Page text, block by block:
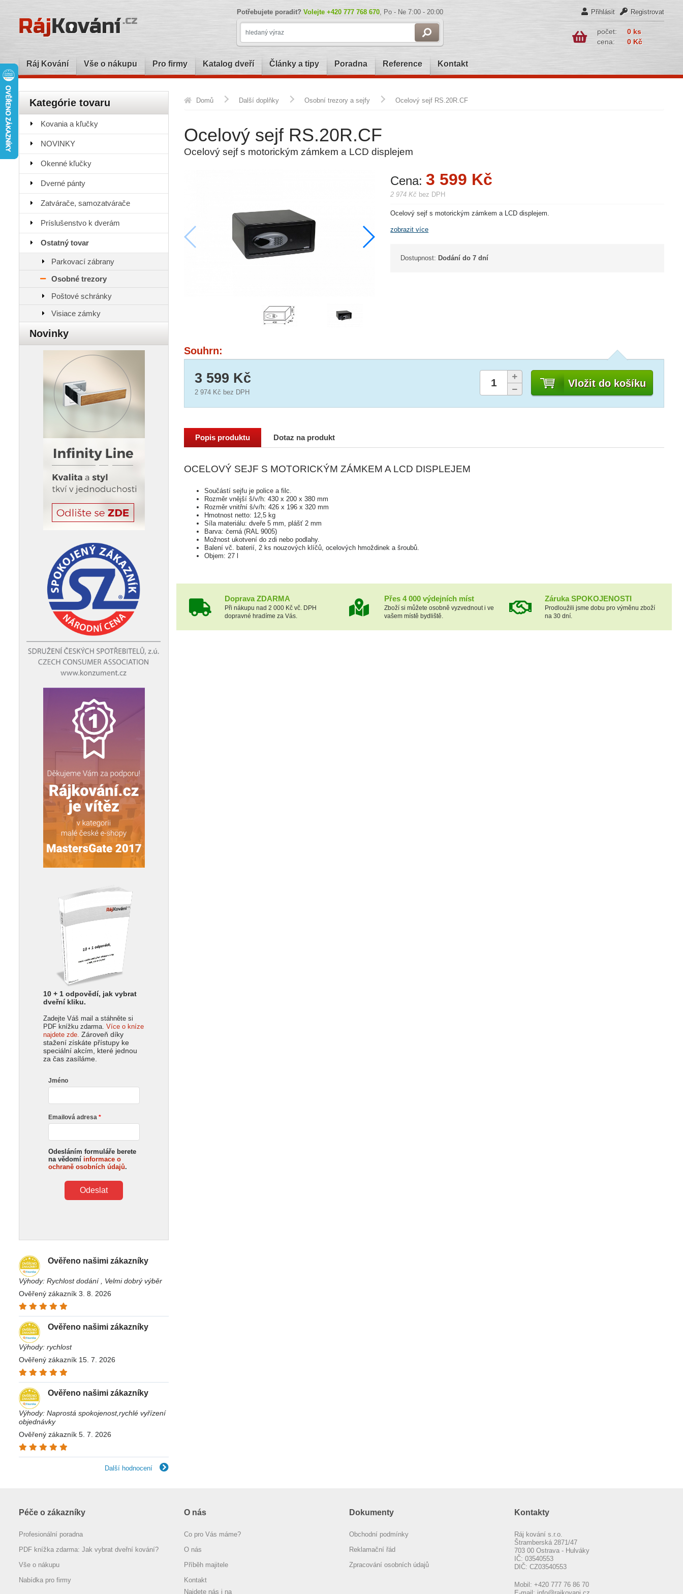
Potřebujete poradit? Volejte +420 777 768 670, Po - Ne 7:00 - 20:00 Přihlásit Registrovat
počet:
0 ks
cena:
0 Kč
Ráj Kování Vše o nákupu Pro firmy Katalog dveří Články a tipy Poradna Reference Kontakt
Kategórie tovaru
Kovania a kľučky
NOVINKY
Okenné kľučky
Dverné pánty
Zatvárače, samozatvárače
Príslušenstvo k dverám
Ostatný tovar
Parkovací zábrany
Osobné trezory
Poštové schránky
Visiace zámky
Novinky
10 + 1 odpovědí, jak vybrat
dveřní kliku.
Zadejte Váš mail a stáhněte si
PDF knížku zdarma. Více o kníze
najdete zde. Zároveň díky
stažení získáte přístupy ke
speciální akcím, které jednou
za čas zasíláme.
Jméno
Emailová adresa
Odesláním formuláře berete
na vědomí informace o
ochraně osobních údajů.
Odeslat
Ověřeno našimi zákazníky
Výhody: Rychlost dodání , Velmi dobrý výběr
Ověřený zákazník 3. 8. 2026
Ověřeno našimi zákazníky
Výhody: rychlost
Ověřený zákazník 15. 7. 2026
Ověřeno našimi zákazníky
Výhody: Naprostá spokojenost,rychlé vyřízení
objednávky
Ověřený zákazník 5. 7. 2026
Další hodnocení
Domů Další doplňky Osobní trezory a sejfy Ocelový sejf RS.20R.CF
Ocelový sejf RS.20R.CF
Ocelový sejf s motorickým zámkem a LCD displejem
Cena: 3 599 Kč
2 974 Kč bez DPH
Ocelový sejf s motorickým zámkem a LCD displejem.
zobrazit více
Dostupnost: Dodání do 7 dní
Souhrn:
Vložit do košíku
3 599 Kč
2 974 Kč bez DPH
Popis produktu Dotaz na produkt
OCELOVÝ SEJF S MOTORICKÝM ZÁMKEM A LCD DISPLEJEM
Součástí sejfu je police a filc.
Rozměr vnější š/v/h: 430 x 200 x 380 mm
Rozměr vnitřní š/v/h: 426 x 196 x 320 mm
Hmotnost netto: 12,5 kg
Síla materiálu: dveře 5 mm, plášť 2 mm
Barva: černá (RAL 9005)
Možnost ukotvení do zdi nebo podlahy.
Balení vč. baterií, 2 ks nouzových klíčů, ocelových hmoždinek a šroubů.
Objem: 27 l
Doprava ZDARMA
Při nákupu nad 2 000 Kč vč. DPH
dopravné hradíme za Vás.
Přes 4 000 výdejních míst
Zboží si můžete osobně vyzvednout i ve
vašem místě bydliště.
Záruka SPOKOJENOSTI
Prodloužili jsme dobu pro výměnu zboží
na 30 dní.
Péče o zákazníky
Profesionální poradna
PDF knížka zdarma: Jak vybrat dveřní kování?
Vše o nákupu
Nabídka pro firmy
O nás
Co pro Vás máme?
O nás
Příběh majitele
Kontakt
Najdete nás i na
Dokumenty
Obchodní podmínky
Reklamační řád
Zpracování osobních údajů
Kontakty
Ráj kování s.r.o.
Štramberská 2871/47
703 00 Ostrava - Hulváky
IČ: 03540553
DIČ: CZ03540553
Mobil: +420 777 76 86 70